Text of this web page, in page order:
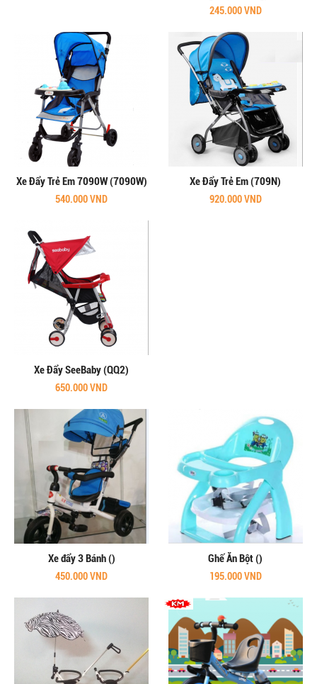
245.000 VND
Xe Đẩy Trẻ Em 7090W (7090W)
540.000 VND
Xe Đẩy Trẻ Em (709N)
920.000 VND
Xe Đẩy SeeBaby (QQ2)
650.000 VND
Xe đẩy 3 Bánh ()
450.000 VND
Ghế Ăn Bột ()
195.000 VND